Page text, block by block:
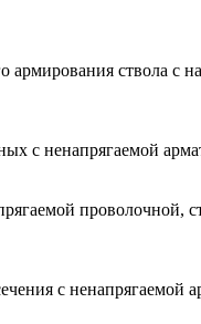
ствола с
с ненапрягаемой
проволочной,
с ненапрягаемой